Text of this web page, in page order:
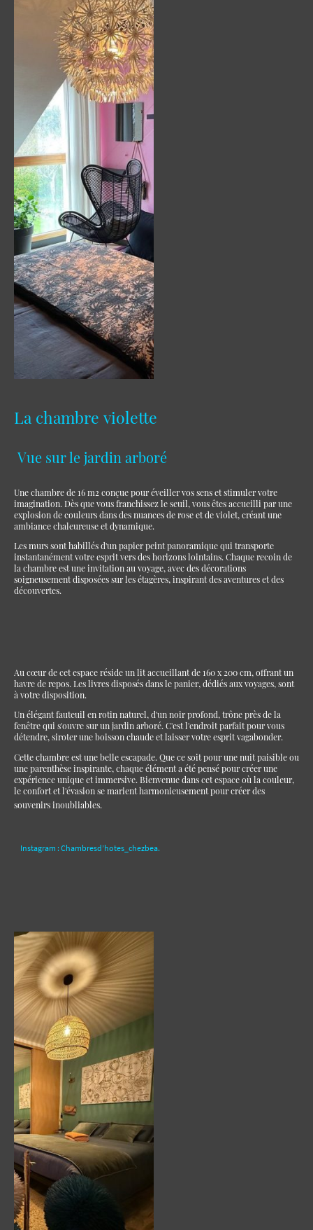
La chambre violette
Vue sur le jardin arboré
Une chambre de 16 m2 conçue pour éveiller vos sens et stimuler votre
imagination. Dès que vous franchissez le seuil, vous êtes accueilli par une
explosion de couleurs dans des nuances de rose et de violet, créant une
ambiance chaleureuse et dynamique.
Les murs sont habillés d'un papier peint panoramique qui transporte
instantanément votre esprit vers des horizons lointains. Chaque recoin de
la chambre est une invitation au voyage, avec des décorations
soigneusement disposées sur les étagères, inspirant des aventures et des
découvertes.
Au cœur de cet espace réside un lit accueillant de 160 x 200 cm, offrant un
havre de repos. Les livres disposés dans le panier, dédiés aux voyages, sont
à votre disposition.
Un élégant fauteuil en rotin naturel, d'un noir profond, trône près de la
fenêtre qui s'ouvre sur un jardin arboré. C'est l'endroit parfait pour vous
détendre, siroter une boisson chaude et laisser votre esprit vagabonder.
Cette chambre est une belle escapade. Que ce soit pour une nuit paisible ou
une parenthèse inspirante, chaque élément a été pensé pour créer une
expérience unique et immersive. Bienvenue dans cet espace où la couleur,
le confort et l'évasion se marient harmonieusement pour créer des
souvenirs inoubliables.
Instagram : Chambresd’hotes_chezbea.